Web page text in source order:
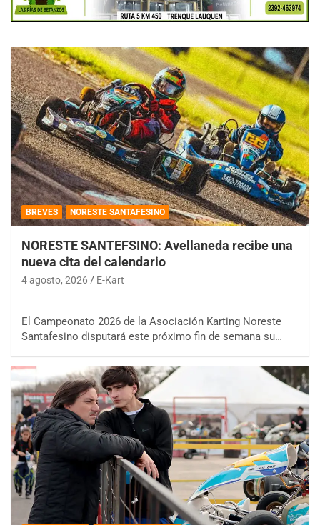
BREVES NORESTE SANTAFESINO
NORESTE SANTEFSINO: Avellaneda recibe una
nueva cita del calendario
4 agosto, 2026 E-Kart
El Campeonato 2026 de la Asociación Karting Noreste
Santafesino disputará este próximo fin de semana su…